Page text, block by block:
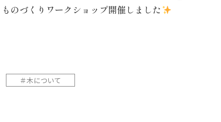
ものづくりワークショップ開催しました
＃木について